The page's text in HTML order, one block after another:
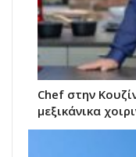
Chef στην
μεξικάνικα